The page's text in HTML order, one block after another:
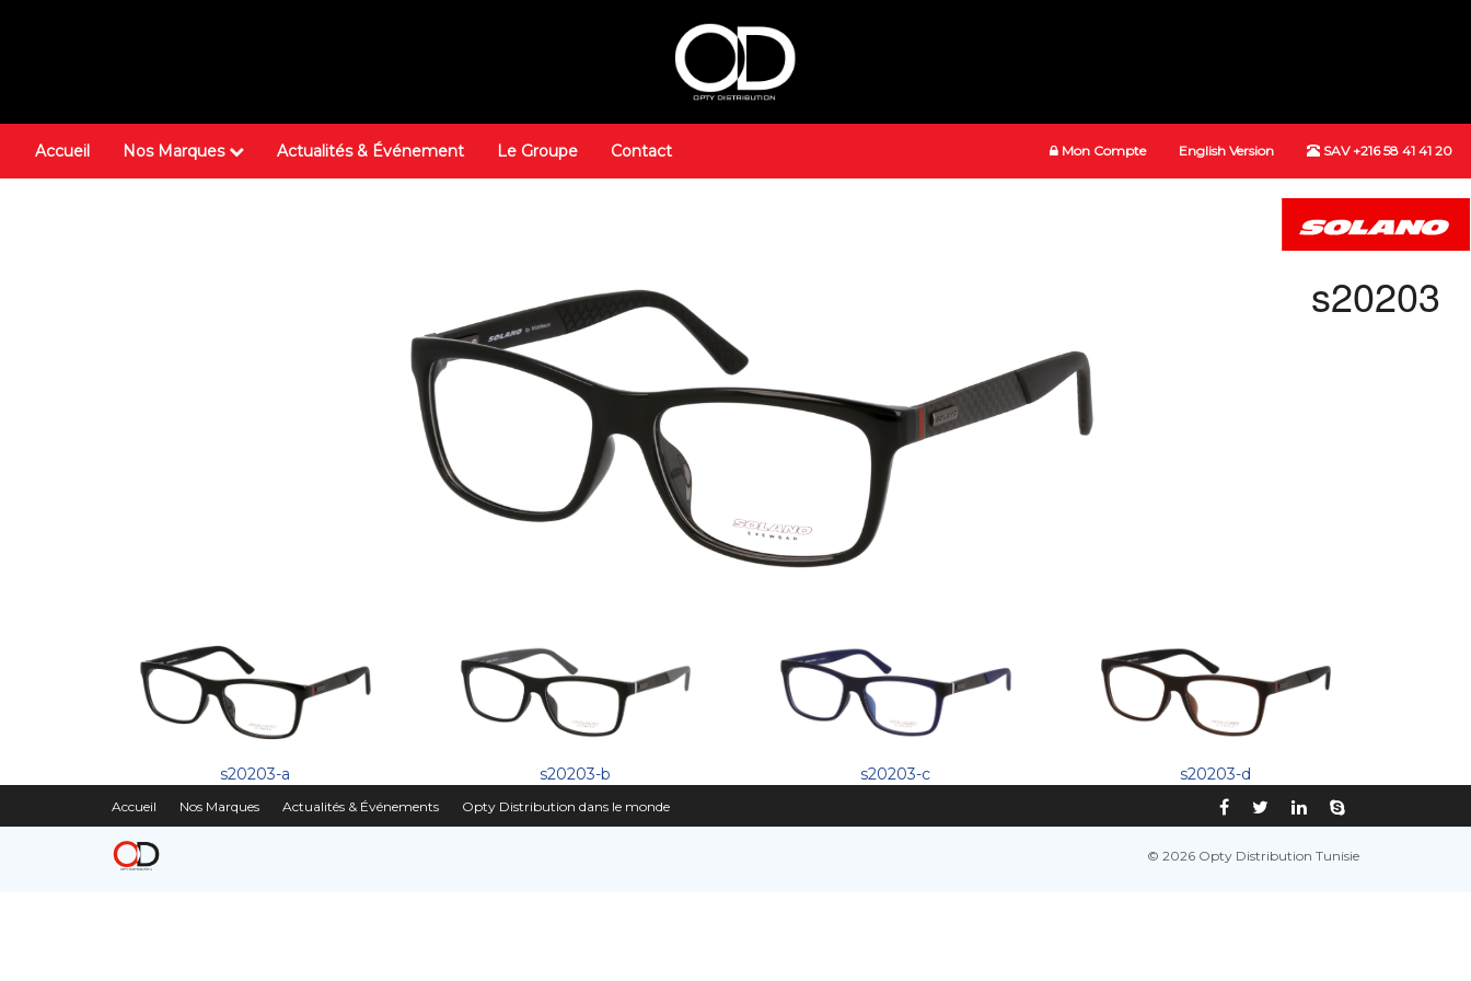
Accueil Nos Marques Actualités & Événement Le Groupe Contact Mon Compte English Version SAV +216 58 41 41 20
s20203
s20203-a s20203-b s20203-c s20203-d
Accueil Nos Marques Actualités & Événements Opty Distribution dans le monde
© 2026 Opty Distribution Tunisie